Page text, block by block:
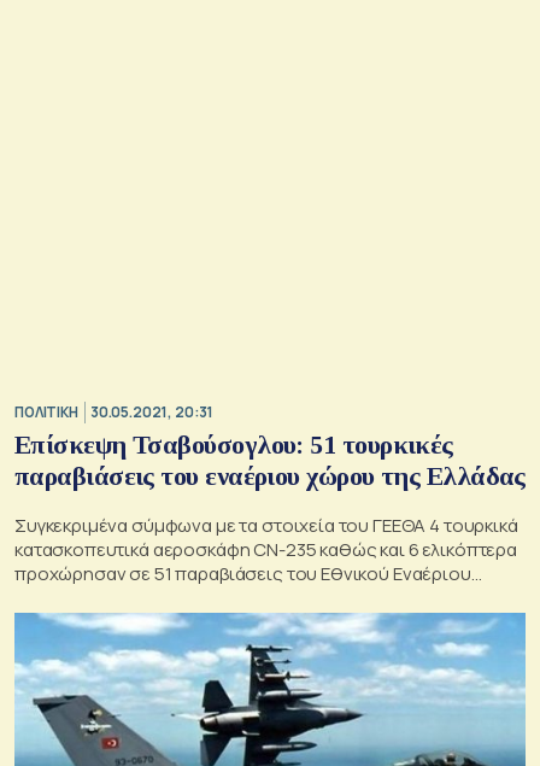
ΠΟΛΙΤΙΚΗ 30.05.2021, 20:31
Επίσκεψη Τσαβούσογλου: 51 τουρκικές
παραβιάσεις του εναέριου χώρου της Ελλάδας
Συγκεκριμένα σύμφωνα με τα στοιχεία του ΓΕΕΘΑ 4 τουρκικά
κατασκοπευτικά αεροσκάφη CN-235 καθώς και 6 ελικόπτερα
προχώρησαν σε 51 παραβιάσεις του Εθνικού Εναέριου